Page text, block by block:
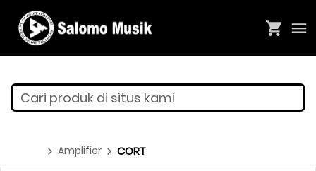
Cari produk di situs kami
Amplifier CORT